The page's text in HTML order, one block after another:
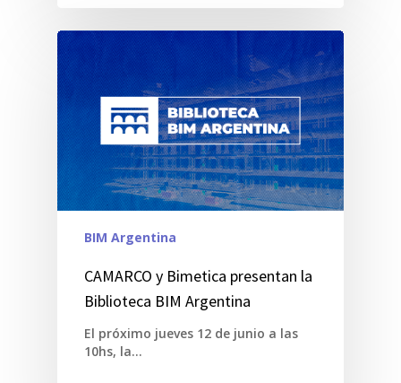
BIM Argentina
CAMARCO y Bimetica presentan la
Biblioteca BIM Argentina
El próximo jueves 12 de junio a las
10hs, la…